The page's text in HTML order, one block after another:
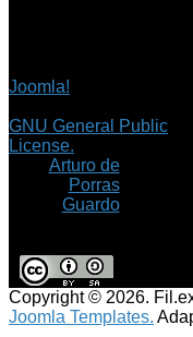
Joomla!
GNU General Public
License.
Arturo de
Porras
Guardo
Copyright © 2026.
Joomla Templates.